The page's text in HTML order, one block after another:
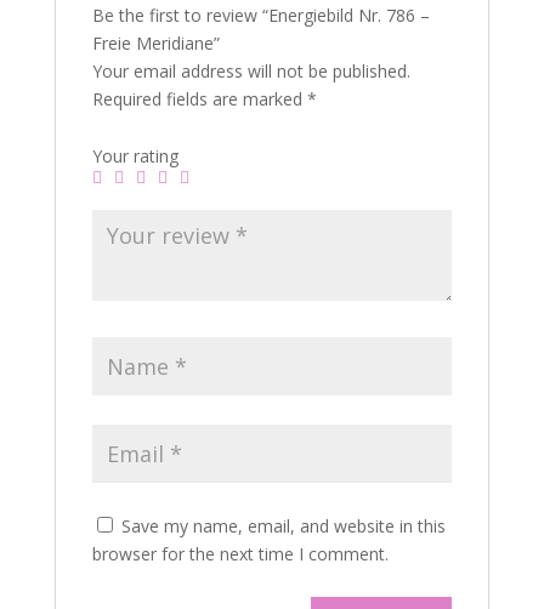
Be the first to review “Energiebild Nr. 786 –
Freie Meridiane”
Your email address will not be published.
Required fields are marked *
Your rating
Save my name, email, and website in this
browser for the next time I comment.